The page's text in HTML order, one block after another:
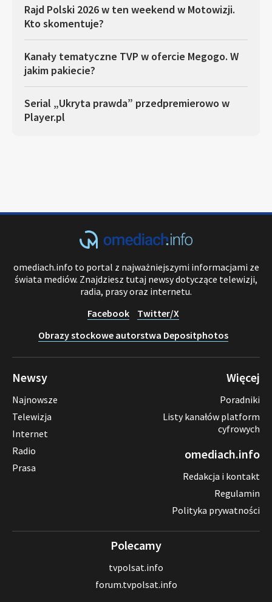
Rajd Polski 2026 w ten weekend w Motowizji.
Kto skomentuje?
Kanały tematyczne TVP w ofercie Megogo. W
jakim pakiecie?
Serial „Ukryta prawda” przedpremierowo w
Player.pl
omediach.info to portal z najważniejszymi informacjami ze
świata mediów. Znajdziesz tutaj newsy dotyczące telewizji,
radia, prasy oraz internetu.
Facebook
Twitter/X
Obrazy stockowe autorstwa Depositphotos
Newsy
Najnowsze
Telewizja
Internet
Radio
Prasa
Więcej
Poradniki
Listy kanałów platform
cyfrowych
omediach.info
Redakcja i kontakt
Regulamin
Polityka prywatności
Polecamy
tvpolsat.info
forum.tvpolsat.info